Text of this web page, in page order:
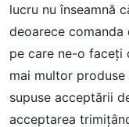
lucru nu înseamnă
deoarece
pe care ne-o faceţi
mai multor
supuse acceptării
acceptarea